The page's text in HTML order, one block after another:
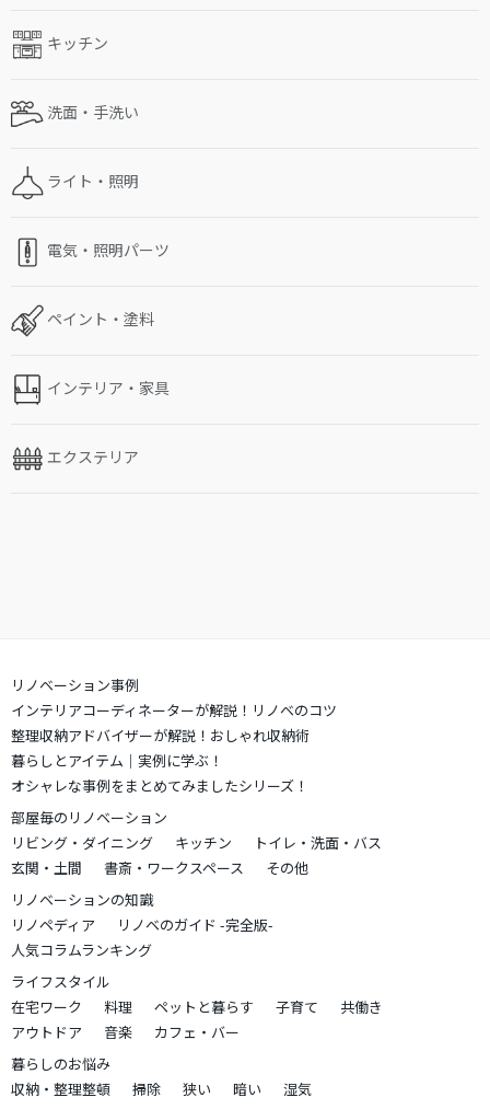
キッチン
洗面・手洗い
ライト・照明
電気・照明パーツ
ペイント・塗料
インテリア・家具
エクステリア
リノベーション事例
インテリアコーディネーターが解説！リノベのコツ
整理収納アドバイザーが解説！おしゃれ収納術
暮らしとアイテム｜実例に学ぶ！
オシャレな事例をまとめてみましたシリーズ！
部屋毎のリノベーション
リビング・ダイニング
キッチン
トイレ・洗面・バス
玄関・土間
書斎・ワークスペース
その他
リノベーションの知識
リノペディア
リノベのガイド -完全版-
人気コラムランキング
ライフスタイル
在宅ワーク
料理 ペットと暮らす 子育て
共働き
アウトドア
音楽
カフェ・バー
暮らしのお悩み
収納・整理整頓
掃除 狭い 暗い
湿気